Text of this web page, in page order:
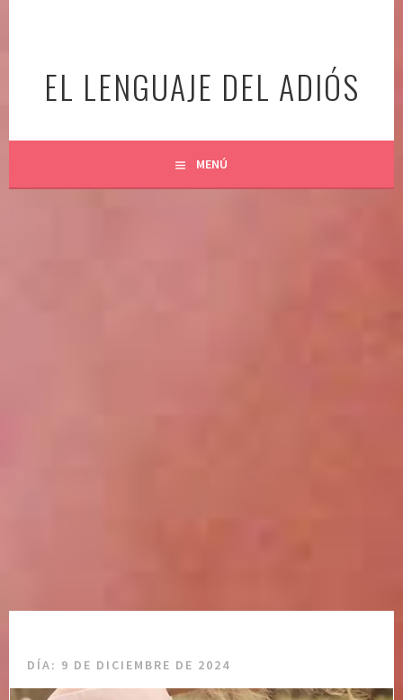
EL LENGUAJE DEL ADIÓS
MENÚ
DÍA: 9 DE DICIEMBRE DE 2024